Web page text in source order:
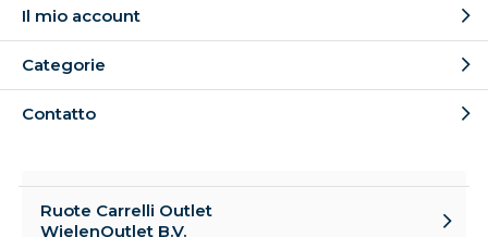
Il mio account
Categorie
Contatto
Ruote Carrelli Outlet
WielenOutlet B.V.